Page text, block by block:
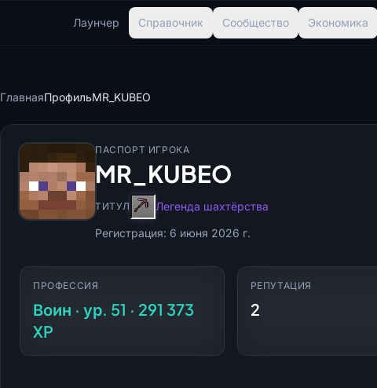
Лаунчер Справочник Сообщество Экономика
ГлавнаяПрофильMR_KUBEO
ПАСПОРТ ИГРОКА
MR_KUBEO
ТИТУЛ
Легенда шахтёрства
Регистрация: 6 июня 2026 г.
ПРОФЕССИЯ
Воин · ур. 51 · 291 373
XP
РЕПУТАЦИЯ
2